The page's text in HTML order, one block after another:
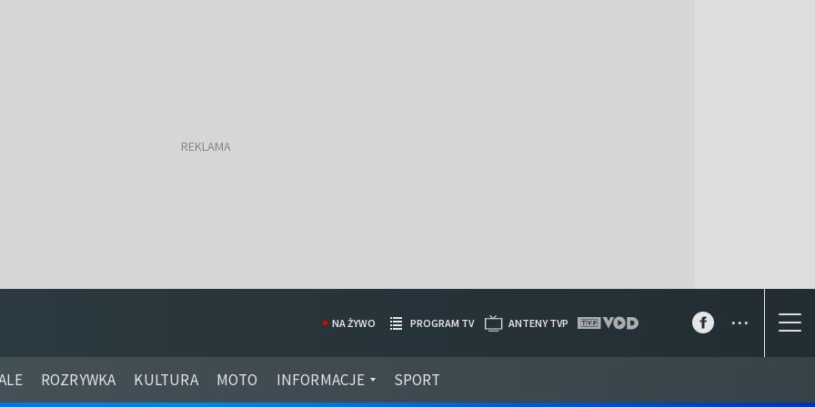
ROZRYWKA KULTURA MOTO INFORMACJE SPORT
NA ŻYWO PROGRAM TV ANTENY TVP ...